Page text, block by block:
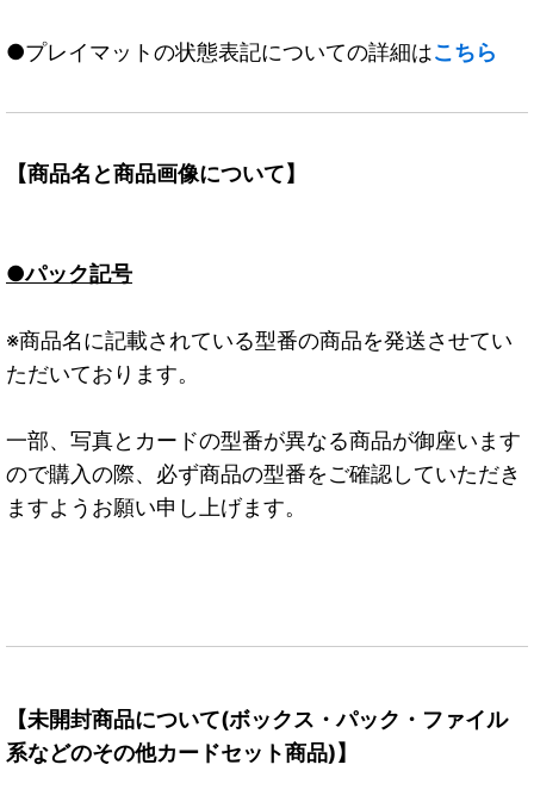
●プレイマットの状態表記についての詳細はこちら
【商品名と商品画像について】
●パック記号
※商品名に記載されている型番の商品を発送させてい
ただいております。
一部、写真とカードの型番が異なる商品が御座います
ので購入の際、必ず商品の型番をご確認していただき
ますようお願い申し上げます。
【未開封商品について(ボックス・パック・ファイル
系などのその他カードセット商品)】